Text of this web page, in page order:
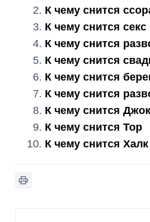
К чему снится
К чему снится
К чему снится
К чему снится
К чему снится
К чему снится
К чему снится
К чему снится Тор
К чему снится Халк